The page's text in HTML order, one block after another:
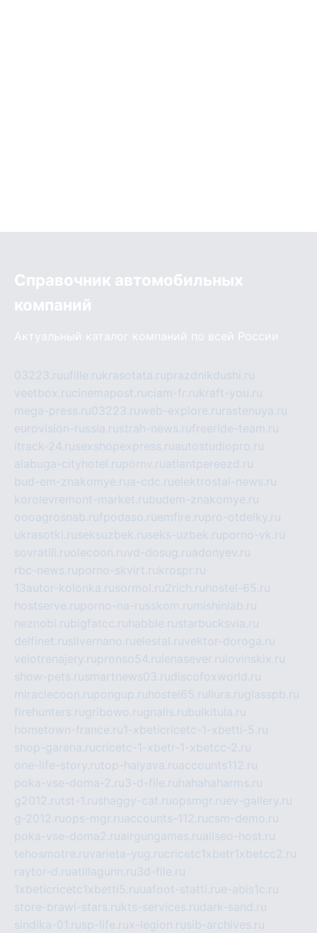
Справочник автомобильных
компаний
Актуальный каталог компаний по всей России
03223.ruufille.rukrasotata.ruprazdnikdushi.ru
veetbox.rucinemapost.ruciam-fr.rukraft-you.ru
mega-press.ru03223.ruweb-explore.ru rastenuya.ru
eurovision-russia.rustrah-news.rufreeride-team.ru
itrack-24.rusexshopexpress.ruautostudiopro.ru
alabuga-cityhotel.rupornv.ruatlantpereezd.ru
bud-em-znakomye.rua-cdc.ruelektrostal-news.ru
korolevremont-market.rubudem-znakomye.ru
oooagrosnab.rufpodaso.ruemfire.rupro-otdelky.ru
ukrasotki.ruseksuzbek.ruseks-uzbek.ruporno-vk.ru
sovratili.ruolecoon.ruvd-dosug.ruadonyev.ru
rbc-news.ruporno-skvirt.rukrospr.ru
13autor-kolonka.rusormol.ru2rich.ru hostel-65.ru
hostserve.ruporno-na-russkom.ru mishinlab.ru
neznobi.rubigfatcc.ru habble.rustarbucksvia.ru
delfinet.rusilvernano.ruelestal.ruvektor-doroga.ru
velotrenajery.rupronso54.ru lenasever.ru lovinskix.ru
show-pets.rusmartnews03.rudiscofoxworld.ru
miraclecoon.rupongup.ru hostel65.ru liura.ruglasspb.ru
firehunters.rugribowo.rugnalis.rubulkitula.ru
hometown-france.ru1-xbeticricetc-1-xbetti-5.ru
shop-garena.rucricetc-1-xbetr-1-xbetcc-2.ru
one-life-story.rutop-halyava.ruaccounts112.ru
poka-vse-doma-2.ru3-d-file.ru hahahaharms.ru
g2012.rutst-1.rushaggy-cat.ruopsmgr.ruev-gallery.ru
g-2012.ruops-mgr.ruaccounts-112.rucsm-demo.ru
poka-vse-doma2.ruairgungames.ruallseo-host.ru
tehosmotre.ruvarieta-yug.rucricetc1xbetr1xbetcc2.ru
raytor-d.ruatillagunn.ru3d-file.ru
1xbeticricetc1xbetti5.ruuafoot-statti.rue-abis1c.ru
store-brawl-stars.rukts-services.rudark-sand.ru
sindika-01.rusp-life.rux-legion.rusib-archives.ru